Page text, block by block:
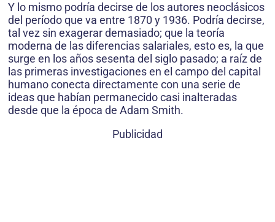
Y lo mismo podría decirse de los autores neoclásicos
del período que va entre 1870 y 1936. Podría decirse,
tal vez sin exagerar demasiado; que la teoría
moderna de las diferencias salariales, esto es, la que
surge en los años sesenta del siglo pasado; a raíz de
las primeras investigaciones en el campo del capital
humano conecta directamente con una serie de
ideas que habían permanecido casi inalteradas
desde que la época de Adam Smith.
Publicidad